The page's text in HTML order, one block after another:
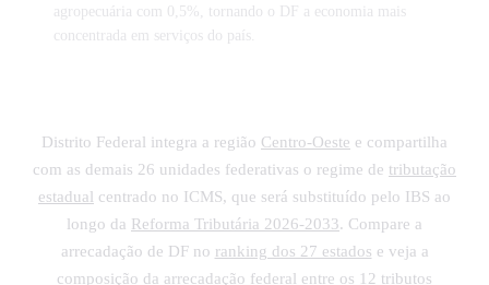
agropecuária com 0,5%, tornando o DF a economia mais
concentrada em serviços do país.
Distrito Federal integra a região Centro-Oeste e compartilha
com as demais 26 unidades federativas o regime de tributação
estadual centrado no ICMS, que será substituído pelo IBS ao
longo da Reforma Tributária 2026-2033. Compare a
arrecadação de DF no ranking dos 27 estados e veja a
composição da arrecadação federal entre os 12 tributos